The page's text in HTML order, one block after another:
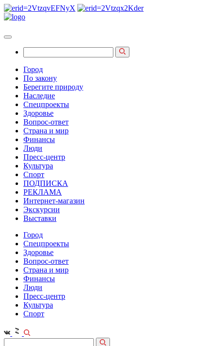
Город
По закону
Берегите природу
Наследие
Спецпроекты
Здоровье
Вопрос-ответ
Страна и мир
Финансы
Люди
Пресс-центр
Культура
Спорт
ПОДПИСКА
РЕКЛАМА
Интернет-магазин
Экскурсии
Выставки
Город
Спецпроекты
Здоровье
Вопрос-ответ
Страна и мир
Финансы
Люди
Пресс-центр
Культура
Спорт